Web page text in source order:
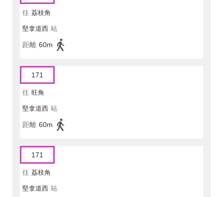
往 荔枝角
堅拿道西 站
距離 60m
171
往 旺角
堅拿道西 站
距離 60m
171
往 荔枝角
堅拿道西 站